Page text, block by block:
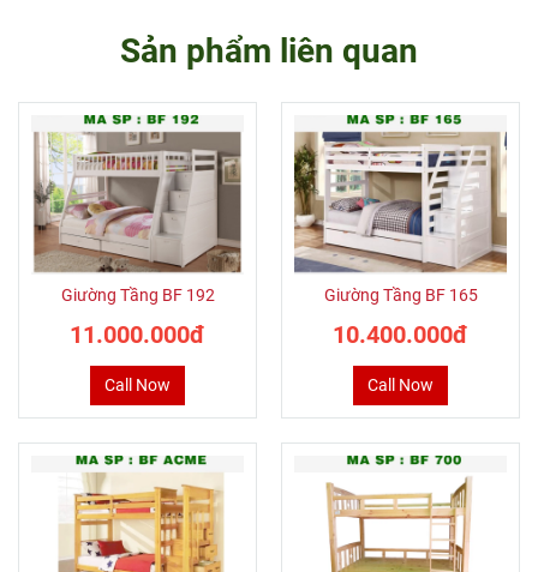
Sản phẩm liên quan
Giường Tầng BF 192
11.000.000đ
Call Now
Giường Tầng BF 165
10.400.000đ
Call Now